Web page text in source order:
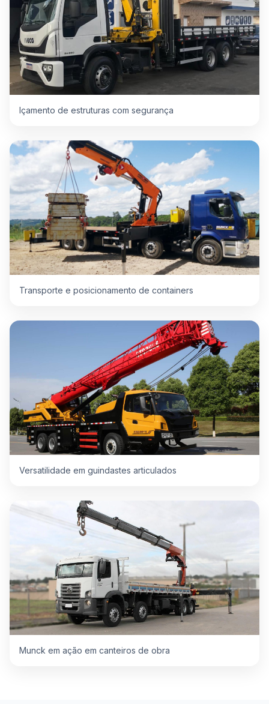
Içamento de estruturas com segurança
Transporte e posicionamento de containers
Versatilidade em guindastes articulados
Munck em ação em canteiros de obra